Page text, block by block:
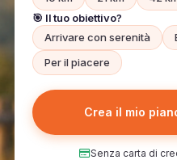
🎯 Il tuo obiettivo?
Arrivare con serenità
Per il piacere
Crea il mio
Senza carta di